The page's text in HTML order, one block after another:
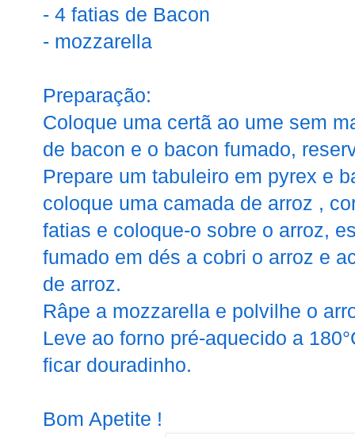
- 4 fatias de Bacon
- mozzarella
Preparação:
Coloque uma certã ao ume sem
de bacon e o bacon fumado,
Prepare um tabuleiro em pyrex e
coloque uma camada de arroz ,
fatias e coloque-o sobre o arroz,
fumado em dés a cobri o arroz e
de arroz.
Râpe a mozzarella e polvilhe o
Leve ao forno pré-aquecido a
ficar douradinho.
Bom Apetite !